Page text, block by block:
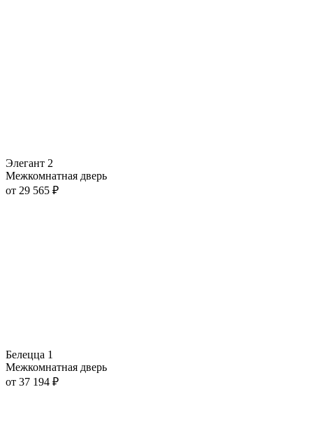
Элегант 2
Межкомнатная дверь
от 29 565 ₽
Белецца 1
Межкомнатная дверь
от 37 194 ₽